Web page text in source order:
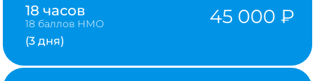
18 часов
18 баллов НМО
(3 дня)
45 000 ₽